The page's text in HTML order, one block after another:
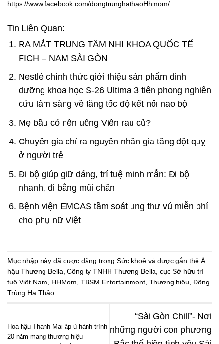
https://www.facebook.com/dongtrunghathaoHhmom/
Tin Liên Quan:
RA MẮT TRUNG TÂM NHI KHOA QUỐC TẾ
FICH – NAM SÀI GÒN
Nestlé chính thức giới thiệu sản phẩm dinh
dưỡng khoa học S-26 Ultima 3 tiên phong nghiên
cứu lâm sàng về tăng tốc độ kết nối não bộ
Mẹ bầu có nên uống Viên rau củ?
Chuyên gia chỉ ra nguyên nhân gia tăng đột quỵ
ở người trẻ
Đi bộ giúp giữ dáng, trí tuệ minh mẫn: Đi bộ
nhanh, đi bằng mũi chân
Bệnh viện EMCAS tầm soát ung thư vú miễn phí
cho phụ nữ Việt
Mục nhập này đã được đăng trong Sức khoẻ và được gắn thẻ Á
hậu Thương Bella Công ty TNHH Thương Bella cục Sở hữu trí
tuệ Việt Nam
HHMom TBSM Entertainment Thương hiệu Đông
Trùng Hạ Thảo
Hoa hậu Thanh Mai ấp ủ hành trình
20 năm mang thương hiệu
“Sài Gòn Chill”- Nơi
những người con phương